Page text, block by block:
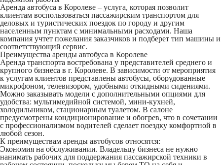
Аренда автобуса в Королеве – услуга, которая позволит
клиентам воспользоваться пассажирским транспортом для
деловых и туристических поездок по городу и другим
населенным пунктам с минимальными расходами. Наша
компания учтет пожелания заказчиков и подберет тип машины и
соответствующий сервис.
Преимущества аренды автобуса в Королеве
Аренда транспорта востребована у представителей среднего и
крупного бизнеса в г. Королеве. В зависимости от мероприятия
к услугам клиентов представлены автобусы, оборудованные
микрофоном, телевизором, удобными откидными сидениями.
Можно заказывать модели с дополнительными опциями для
удобства: мультимедийной системой, мини-кухней,
холодильником, стационарным туалетом. В салоне
предусмотрены кондиционирование и обогрев, что в сочетании
с профессионализмом водителей сделает поездку комфортной в
любой сезон.
К преимуществам аренды автобусов относятся:
Экономия на обслуживании. Владельцу бизнеса не нужно
нанимать рабочих для поддержания пассажирской техники в